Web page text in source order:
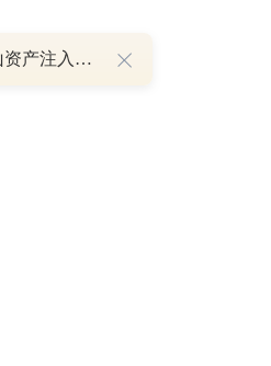
8天7板高争民爆：公司不存在涉及矿山资产注入和重大资产重组的具体计划